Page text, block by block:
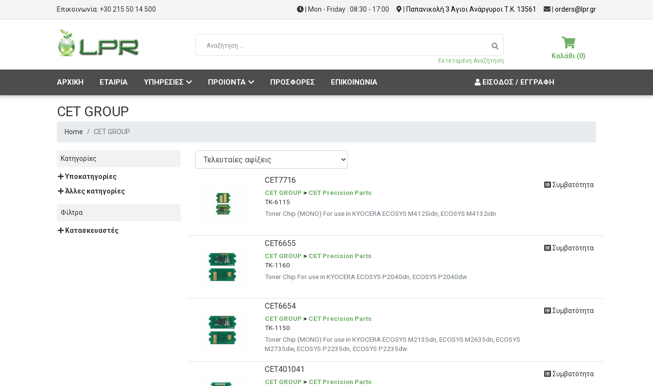
Επικοινωνία: +30 215 50 14 500 | Mon - Friday : 08:30 - 17:00 Παπανικολή 3 Άγιοι Ανάργυροι Τ.Κ. 13561 orders@lpr.gr
Εκτεταμένη Αναζήτηση
Καλάθι (0)
ΑΡΧΙΚΗ ΕΤΑΙΡΙΑ ΥΠΗΡΕΣΙΕΣ ΠΡΟΙΟΝΤΑ ΠΡΟΣΦΟΡΕΣ ΕΠΙΚΟΙΝΩΝΙΑ ΕΊΣΟΔΟΣ / ΕΓΓΡΑΦΉ
CET GROUP
Home CET GROUP
Κατηγορίες
Υποκατηγορίες
Άλλες κατηγορίες
Φίλτρα
Κατασκευαστές
CET7716
CET GROUP > CET Precision Parts
TK-6115
Toner Chip (MONO) For use in KYOCERA ECOSYS M4125idn, ECOSYS M4132idn
Συμβατότητα
CET6655
CET GROUP > CET Precision Parts
TK-1160
Toner Chip For use in KYOCERA ECOSYS P2040dn, ECOSYS P2040dw
Συμβατότητα
CET6654
CET GROUP > CET Precision Parts
TK-1150
Toner Chip (MONO) For use in KYOCERA ECOSYS M2135dn, ECOSYS M2635dn, ECOSYS
M2735dw, ECOSYS P2235dn, ECOSYS P2235dw
Συμβατότητα
CET401041
CET GROUP > CET Precision Parts
Συμβατότητα